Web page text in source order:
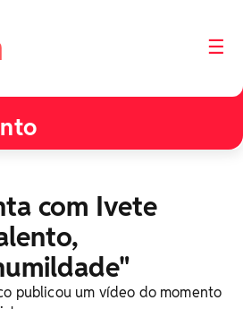
☰
com Ivete
publicou um vídeo do momento